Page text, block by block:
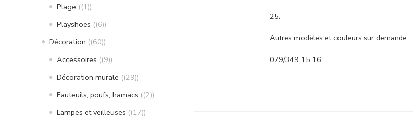
25.–
Autres modèles et couleurs sur demande
079/349 15 16
Plage (1)
Playshoes (6)
Décoration (60)
Accessoires (9)
Décoration murale (29)
Fauteuils, poufs, hamacs (2)
Lampes et veilleuses (17)